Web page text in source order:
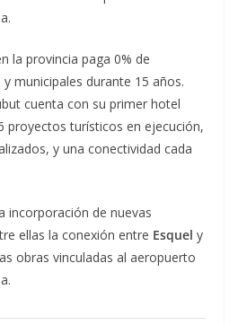
la provincia paga 0% de
municipales durante 15 años.
cuenta con su primer hotel
proyectos turísticos en ejecución,
y una conectividad cada
incorporación de nuevas
ellas la conexión entre Esquel y
obras vinculadas al aeropuerto